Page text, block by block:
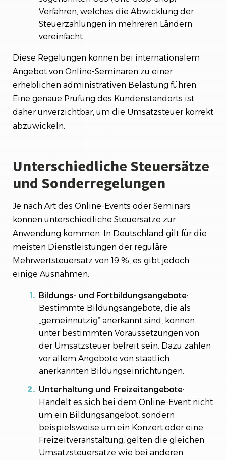
Verfahren, welches die Abwicklung der
Steuerzahlungen in mehreren Ländern
vereinfacht.
Diese Regelungen können bei internationalem
Angebot von Online-Seminaren zu einer
erheblichen administrativen Belastung führen.
Eine genaue Prüfung des Kundenstandorts ist
daher unverzichtbar, um die Umsatzsteuer korrekt
abzuwickeln.
Unterschiedliche Steuersätze
und Sonderregelungen
Je nach Art des Online-Events oder Seminars
können unterschiedliche Steuersätze zur
Anwendung kommen. In Deutschland gilt für die
meisten Dienstleistungen der reguläre
Mehrwertsteuersatz von 19 %, es gibt jedoch
einige Ausnahmen:
Bildungs- und Fortbildungsangebote:
Bestimmte Bildungsangebote, die als
„gemeinnützig“ anerkannt sind, können
unter bestimmten Voraussetzungen von
der Umsatzsteuer befreit sein. Dazu zählen
vor allem Angebote von staatlich
anerkannten Bildungseinrichtungen.
Unterhaltung und Freizeitangebote:
Handelt es sich bei dem Online-Event nicht
um ein Bildungsangebot, sondern
beispielsweise um ein Konzert oder eine
Freizeitveranstaltung, gelten die gleichen
Umsatzsteuersätze wie bei anderen